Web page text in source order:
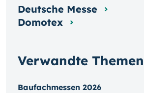
Verwandte Themen
Baufachmessen 2026
Deutsche Messe
Domotex